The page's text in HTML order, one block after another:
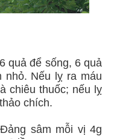
quả để sống, 6 quả
nhỏ. Nếu lỵ ra máu
chiêu thuốc; nếu lỵ
chích.
sâm mỗi vị 4g